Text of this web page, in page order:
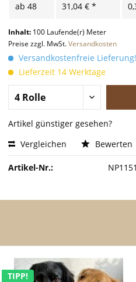
ab 48 31,04 € *
Inhalt: 100 Laufende(r) Meter
Preise zzgl. MwSt.Versandkosten
Versandkostenfreie Lieferung!
Lieferzeit 14 Werktage
Artikel günstiger gesehen?
Vergleichen
Bewerten
Artikel-Nr.:
TIPP!